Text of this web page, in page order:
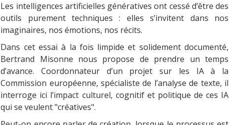
Les intelligences artificielles génératives ont cessé d’être des
outils purement techniques : elles s’invitent dans nos
imaginaires, nos émotions, nos récits.
Dans cet essai à la fois limpide et solidement documenté,
Bertrand Misonne nous propose de prendre un temps
d’avance. Coordonnateur d’un projet sur les IA à la
Commission européenne, spécialiste de l’analyse de texte, il
interroge ici l’impact culturel, cognitif et politique de ces IA
qui se veulent "créatives".